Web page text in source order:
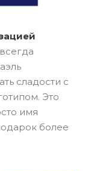
всегда
сладости с
Это
имя
более